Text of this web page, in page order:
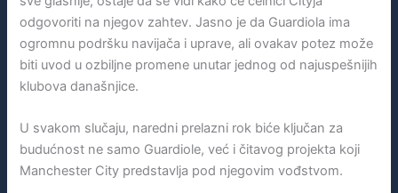
odgovoriti na njegov zahtev. Jasno je da Guardiola ima
ogromnu podršku navijača i uprave, ali ovakav potez može
biti uvod u ozbiljne promene unutar jednog od najuspešnijih
klubova današnjice.
U svakom slučaju, naredni prelazni rok biće ključan za
budućnost ne samo Guardiole, već i čitavog projekta koji
Manchester City predstavlja pod njegovim vođstvom.